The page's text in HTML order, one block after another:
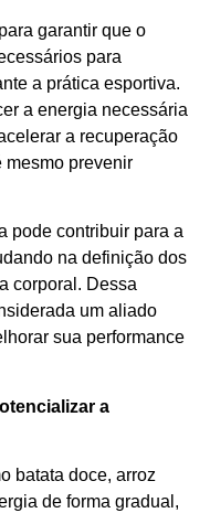
garantir que o
para
a prática esportiva.
a energia necessária
a recuperação
mesmo prevenir
pode contribuir para a
na definição dos
corporal. Dessa
um aliado
sua performance
a
batata doce, arroz
de forma gradual,